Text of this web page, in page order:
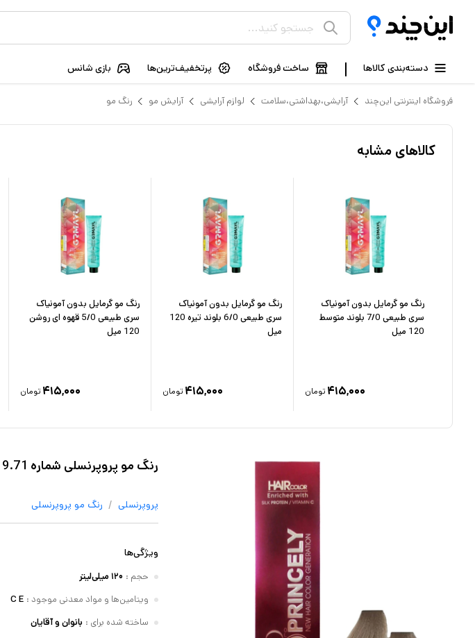
دسته‌بندی کالاها ساخت فروشگاه پرتخفیف‌ترین‌ها بازی شانس
فروشگاه اینترنتی این‌چند آرایشی،بهداشتی،سلامت لوازم آرایشی آرایش مو رنگ مو
کالاهای مشابه
رنگ مو گرمایل بدون آمونیاک
سری طبیعی 7/0 بلوند متوسط
120 میل
۴۱۵,۰۰۰ تومان
رنگ مو گرمایل بدون آمونیاک
سری طبیعی 6/0 بلوند تیره 120
میل
۴۱۵,۰۰۰ تومان
رنگ مو گرمایل بدون آمونیاک
سری طبیعی 5/0 قهوه ای روشن
120 میل
۴۱۵,۰۰۰ تومان
رنگ مو پروپرنسلی شماره 9.71 رنگ بلوند دودی خیلی روشن حجم 120 میلی لیتر
پروپرنسلی / رنگ مو پروپرنسلی
ویژگی‌ها
حجم : ۱۲۰ میلی‌لیتر
ویتامین‌ها و مواد معدنی موجود :
C E
ساخته شده برای : بانوان و آقایان